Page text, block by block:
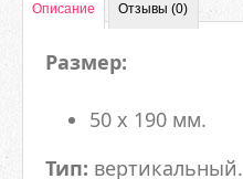
Описание Отзывы (0)
Размер:
50 x 190 мм.
Тип: вертикальный.